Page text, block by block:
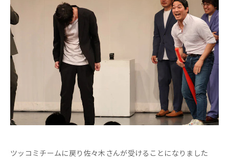
ツッコミチームに戻り佐々木さんが受けることになりました